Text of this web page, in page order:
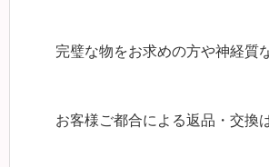
完璧な物をお求めの方や神経質
お客様ご都合による返品・交換